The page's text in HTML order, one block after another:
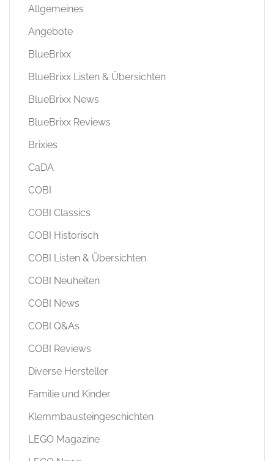
Allgemeines
Angebote
BlueBrixx
BlueBrixx Listen & Übersichten
BlueBrixx News
BlueBrixx Reviews
Brixies
CaDA
COBI
COBI Classics
COBI Historisch
COBI Listen & Übersichten
COBI Neuheiten
COBI News
COBI Q&As
COBI Reviews
Diverse Hersteller
Familie und Kinder
Klemmbausteingeschichten
LEGO Magazine